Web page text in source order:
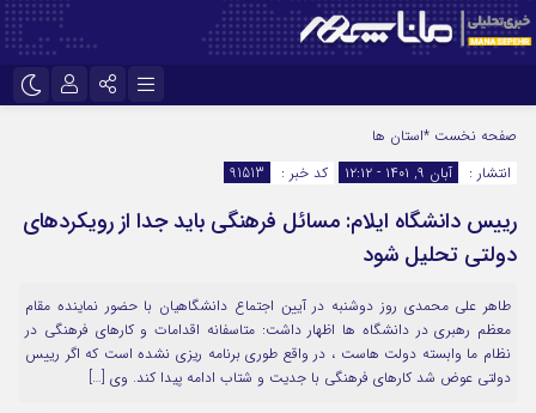
اینستاگرام
سروش
آپارات
نام کاربری یا نشانی ایمیل
رمز عبور
مرا به خاطر بسپار
صفحه نخست *استان ها
انتشار :
آبان ۹, ۱۴۰۱ - ۱۲:۱۲ کد خبر : 91513
رییس دانشگاه ایلام: مسائل فرهنگی باید جدا از رویکردهای
دولتی تحلیل شود
طاهر علی محمدی روز دوشنبه در آیین اجتماع دانشگاهیان با حضور نماینده مقام
معظم‌ رهبری در دانشگاه ها اظهار داشت: متاسفانه اقدامات و کارهای فرهنگی در
نظام ما وابسته دولت هاست ، در واقع طوری برنامه ریزی نشده است که اگر رییس
دولتی عوض شد کارهای فرهنگی با جدیت و شتاب ادامه پیدا کند. وی […]